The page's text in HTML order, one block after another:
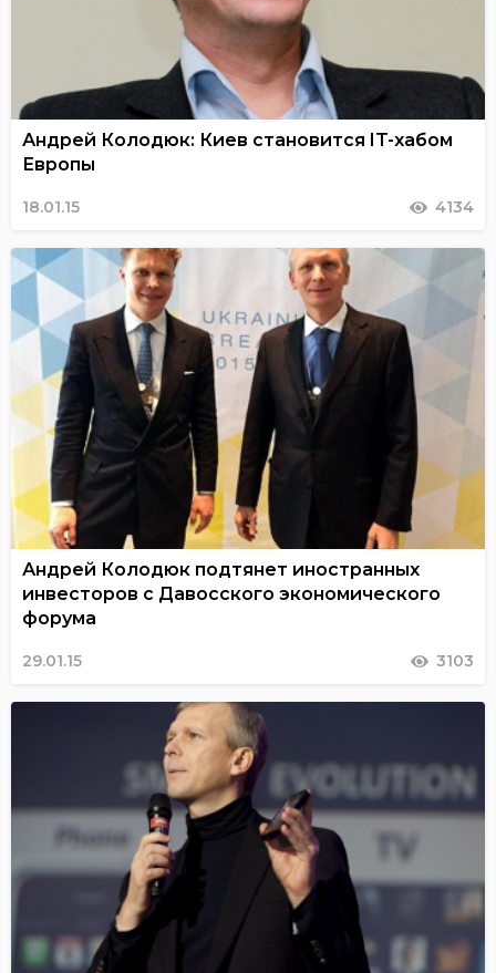
Андрей Колодюк: Киев становится IT-хабом
Европы
18.01.15 4134
Андрей Колодюк подтянет иностранных
инвесторов с Давосского экономического
форума
29.01.15 3103